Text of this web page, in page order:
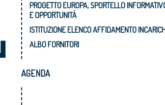
PROGETTO EUROPA, SPORTELLO
E OPPORTUNITÀ
ISTITUZIONE ELENCO AFFIDAMENTO
ALBO FORNITORI
AGENDA